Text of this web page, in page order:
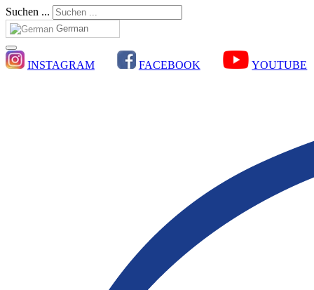
Suchen ...
German
INSTAGRAM FACEBOOK YOUTUBE